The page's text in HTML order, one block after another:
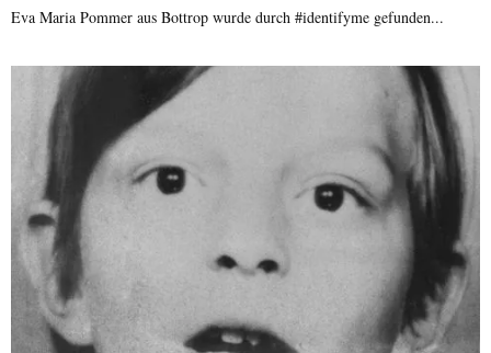
Eva Maria Pommer aus Bottrop wurde durch #identifyme gefunden...